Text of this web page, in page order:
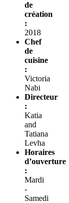
de
création
:
2018
Chef
de
cuisine
:
Victoria
Nabi
Directeur
:
Katia
and
Tatiana
Levha
Horaires
d’ouverture
:
Mardi
-
Samedi